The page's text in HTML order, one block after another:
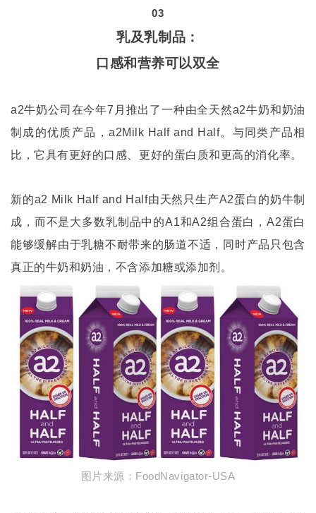
03
乳及乳制品：
口感和营养可以双全
a2牛奶公司在今年7 月推出了一种由全天然a2牛奶和奶油
制成的优质产品， a2Milk Half and Half。与同类产品相
比，它具有更好的口感、更好的蛋白质和更高的消化率。
新的a2 Milk Half and Half由天然只生产A2蛋白的奶牛制
成，而不是大多数乳制品中的A1和A2组合蛋白，A2蛋白
能够缓解由于乳糖不耐带来的肠道不适，同时产品只包含
真正的牛奶和奶油，不含添加糖或添加剂。
图片来源： FoodNavigator-USA